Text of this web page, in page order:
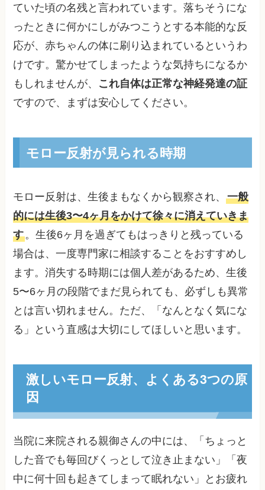
ていた頃の名残と言われています。落ちそうにな
ったときに何かにしがみつこうとする本能的な反
応が、赤ちゃんの体に刷り込まれているというわ
けです。驚かせてしまったような気持ちになるか
もしれませんが、 これ自体は正常な神経発達の証
ですので、まずは安心してください。
モロー反射が見られる時期
モロー反射は、生後まもなくから観察され、一般
的には生後3〜4ヶ月をかけて徐々に消えていきま
す。生後6ヶ月を過ぎてもはっきりと残っている
場合は、一度専門家に相談することをおすすめし
ます。消失する時期には個人差があるため、生後
5〜6ヶ月の段階でまだ見られても、必ずしも異常
とは言い切れません。ただ、「なんとなく気にな
る」という直感は大切にしてほしいと思います。
激しいモロー反射、よくある3つの原
因
当院に来院される親御さんの中には、「ちょっと
した音でも毎回びくっとして泣き止まない」「夜
中に何十回も起きてしまって眠れない」とお疲れ